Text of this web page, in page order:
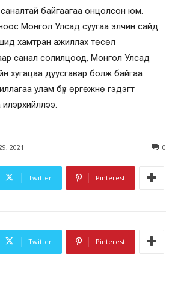
саналтай байгаагаа онцолсон юм.
Монгол Улсад суугаа элчин сайд
хамтран ажиллах төсөл
санал солилцоод, Монгол Улсад
хугацаа дуусгавар болж байгаа
улам бүр өргөжнө гэдэгт
2021 0
Twitter Pinterest
Twitter Pinterest